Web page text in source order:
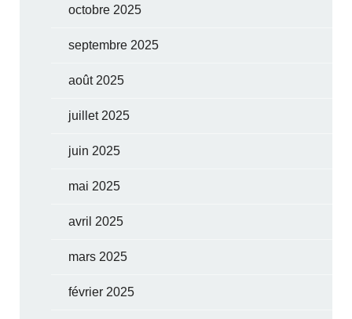
octobre 2025
septembre 2025
août 2025
juillet 2025
juin 2025
mai 2025
avril 2025
mars 2025
février 2025